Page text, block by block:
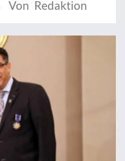
Von Redaktion